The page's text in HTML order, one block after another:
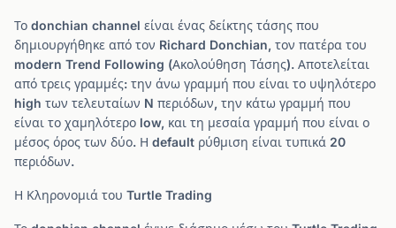
Το donchian channel είναι ένας δείκτης τάσης που
δημιουργήθηκε από τον Richard Donchian, τον πατέρα του
modern Trend Following (Ακολούθηση Τάσης). Αποτελείται
από τρεις γραμμές: την άνω γραμμή που είναι το υψηλότερο
high των τελευταίων N περιόδων, την κάτω γραμμή που
είναι το χαμηλότερο low, και τη μεσαία γραμμή που είναι ο
μέσος όρος των δύο. Η default ρύθμιση είναι τυπικά 20
περιόδων.
Η Κληρονομιά του Turtle Trading